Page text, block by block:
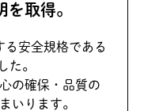
を取得。
る安全規格である
た。
の確保・品質の
いります。